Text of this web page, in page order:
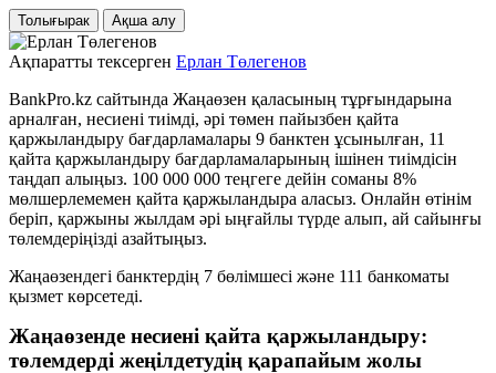
Толығырак Ақша алу
Ақпаратты тексерген Ерлан Төлегенов
BankPro.kz сайтында Жаңаөзен қаласының тұрғындарына
арналған, несиені тиімді, әрі төмен пайызбен қайта
қаржыландыру бағдарламалары 9 банктен ұсынылған, 11
қайта қаржыландыру бағдарламаларының ішінен тиімдісін
таңдап алыңыз. 100 000 000 теңгеге дейін соманы 8%
мөлшерлемемен қайта қаржыландыра аласыз. Онлайн өтінім
беріп, қаржыны жылдам әрі ыңғайлы түрде алып, ай сайынғы
төлемдеріңізді азайтыңыз.
Жаңаөзендегі банктердің 7 бөлімшесі және 111 банкоматы
қызмет көрсетеді.
Жаңаөзенде несиені қайта қаржыландыру:
төлемдерді жеңілдетудің қарапайым жолы